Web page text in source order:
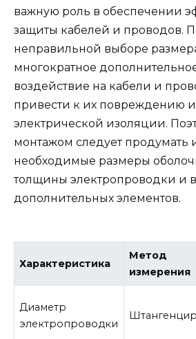
важную роль в обеспечении
защиты кабелей и проводов.
неправильной выборе
многократное
воздействие на кабели и
привести к их повреждению
электрической изоляции.
монтажом следует продумать
необходимые размеры
толщины электропроводки и
дополнительных элементов.
Характеристика
Метод
измерения
Диаметр
электропроводки